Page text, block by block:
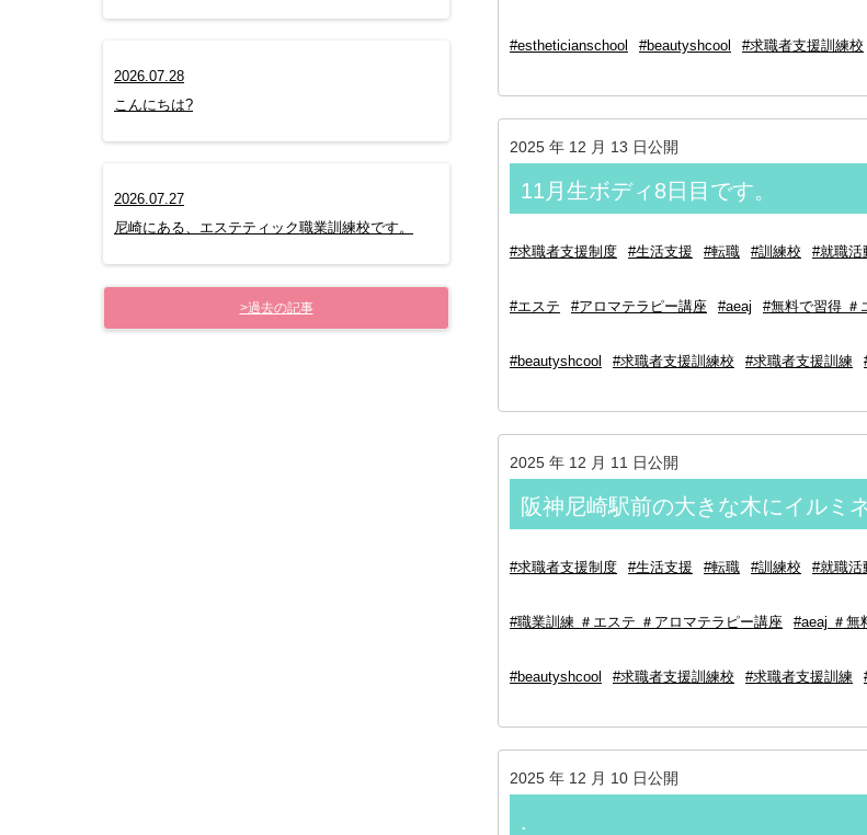
2026.07.28
こんにちは?
2026.07.27
尼崎にある、エステティック職業訓練校です。
>過去の記事
#estheticianschool #beautyshcool #求職者支援訓練校
2025 年 12 月 13 日公開
11月生ボディ8日目です。
#求職者支援制度 #生活支援 #転職 #訓練校 #就職活
#エステ #アロマテラピー講座 #aeaj #無料で習得 ＃
#beautyshcool #求職者支援訓練校 #求職者支援訓練
2025 年 12 月 11 日公開
阪神尼崎駅前の大きな木にイルミ
#求職者支援制度 #生活支援 #転職 #訓練校 #就職活
#職業訓練 ＃エステ ＃アロマテラピー講座 #aeaj ＃無
#beautyshcool #求職者支援訓練校 #求職者支援訓練
2025 年 12 月 10 日公開
.⁡